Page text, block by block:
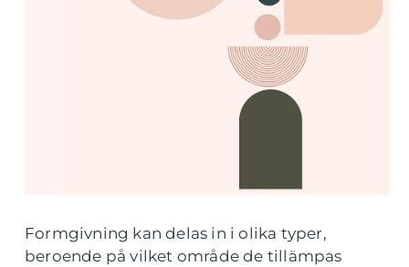
Formgivning kan delas in i olika typer,
beroende på vilket område de tillämpas